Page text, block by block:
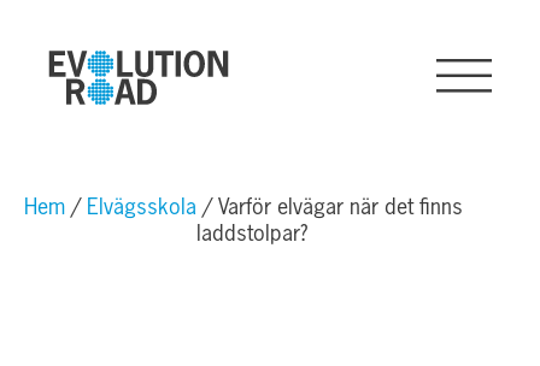
Hem Elvägsskola
Varför elvägar när det finns
laddstolpar?